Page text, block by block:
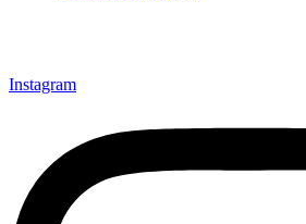
Instagram